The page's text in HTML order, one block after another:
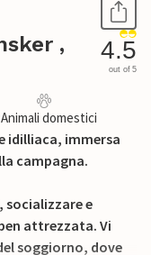
,
4.5
out of 5
domestici
idilliaca, immersa
campagna.
socializzare e
attrezzata. Vi
soggiorno, dove